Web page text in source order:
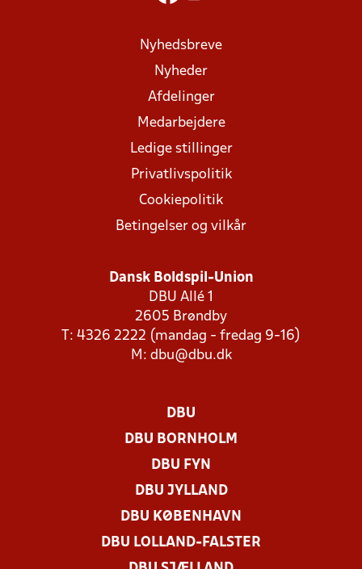
Nyhedsbreve
Nyheder
Afdelinger
Medarbejdere
Ledige stillinger
Privatlivspolitik
Cookiepolitik
Betingelser og vilkår
Dansk Boldspil-Union
DBU Allé 1
2605 Brøndby
T: 4326 2222 (mandag - fredag 9-16)
M: dbu@dbu.dk
DBU
DBU BORNHOLM
DBU FYN
DBU JYLLAND
DBU KØBENHAVN
DBU LOLLAND-FALSTER